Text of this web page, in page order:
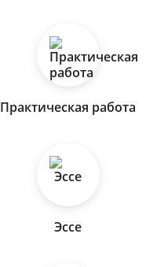
Практическая работа
Эссе